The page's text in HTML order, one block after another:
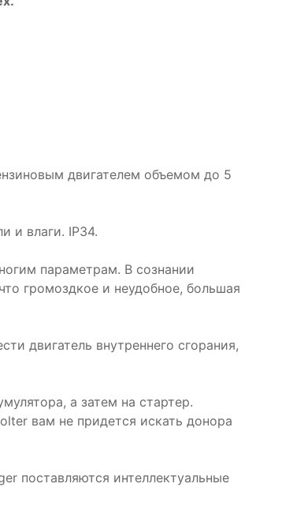
двигателем объемом до 5
и влаги. IP34.
параметрам. В сознании
громоздкое и неудобное, большая
двигатель внутреннего сгорания,
а затем на стартер.
вам не придется искать донора
поставляются интеллектуальные